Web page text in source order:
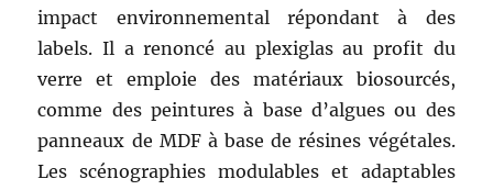
impact environnemental répondant à des
labels. Il a renoncé au plexiglas au profit du
verre et emploie des matériaux biosourcés,
comme des peintures à base d’algues ou des
panneaux de MDF à base de résines végétales.
Les scénographies modulables et adaptables